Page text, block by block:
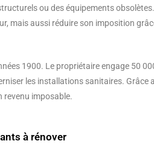
ou des équipements
mais aussi réduire son imposition
1900. Le propriétaire engage 50
les installations sanitaires. Grâce
revenu imposable.
à rénover